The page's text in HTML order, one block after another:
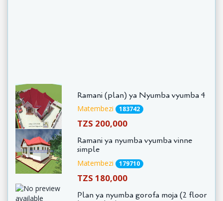
Ramani (plan) ya Nyumba vyumba 4
Matembezi 183742
TZS 200,000
Ramani ya nyumba vyumba vinne
simple
Matembezi 179710
TZS 180,000
Plan ya nyumba gorofa moja (2 floor